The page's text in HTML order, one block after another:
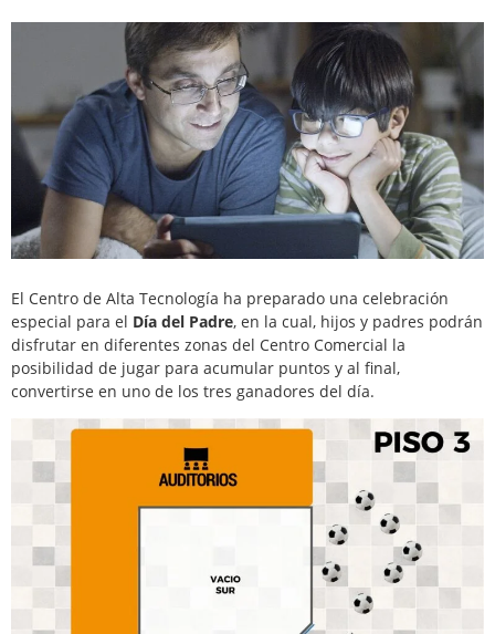
El Centro de Alta Tecnología ha preparado una celebración
especial para el Día del Padre, en la cual, hijos y padres podrán
disfrutar en diferentes zonas del Centro Comercial la
posibilidad de jugar para acumular puntos y al final,
convertirse en uno de los tres ganadores del día.